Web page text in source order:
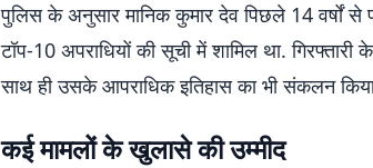
पुलिस के अनुसार मानिक कुमार देव पिछले 14 वर्षों
टॉप-10 अपराधियों की सूची में शामिल था.
साथ ही उसके आपराधिक इतिहास का भी संकलन
कई मामलों के खुलासे की उम्मीद